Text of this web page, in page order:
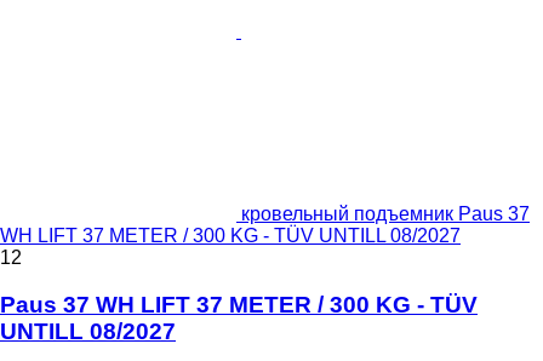
кровельный подъемник Paus 37
WH LIFT 37 METER / 300 KG - TÜV UNTILL 08/2027
12
Paus 37 WH LIFT 37 METER / 300 KG - TÜV
UNTILL 08/2027